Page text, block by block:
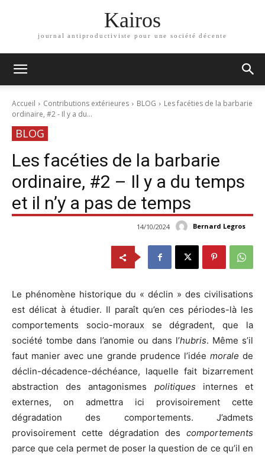
Kairos
journal antiproductiviste pour une société décente
Accueil Contributions extérieures BLOG
Les facéties de la barbarie
ordinaire, #2 - Il y a du...
BLOG
Les facéties de la barbarie
ordinaire, #2 – Il y a du temps
et il n’y a pas de temps
Bernard Legros
14/10/2024
Le phénomène historique du « déclin » des civilisations
est délicat à étudier. Il paraît qu’en ces périodes-là les
comportements socio-moraux se dégradent, que la
société tombe dans l’anomie ou dans l’hubris. Même s’il
faut manier avec une grande prudence l’idée morale de
déclin-décadence-déchéance, laquelle fait bizarrement
abstraction des antagonismes politiques internes et
externes, on admettra ici provisoirement cette
dégradation des comportements. J’admets
provisoirement cette dégradation des comportements
parce que cela permet de poser la question de ce qu’il en